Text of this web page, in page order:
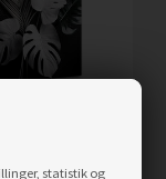
statistik og
SORT OG